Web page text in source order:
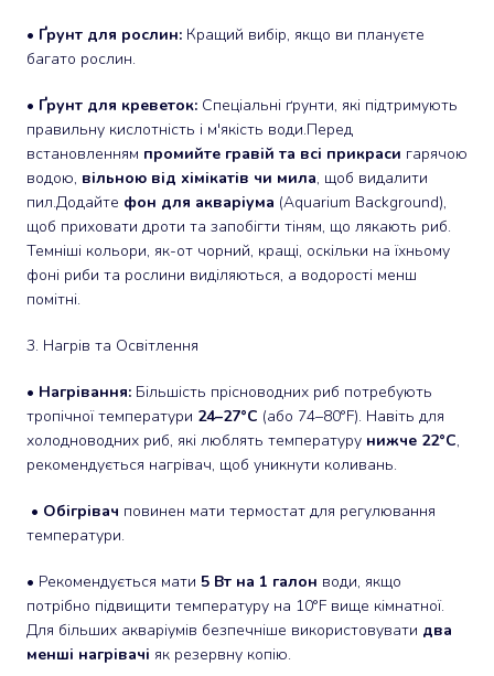
• Ґрунт для рослин: Кращий вибір, якщо ви плануєте
багато рослин.
• Ґрунт для креветок: Спеціальні ґрунти, які підтримують
правильну кислотність і м'якість води.Перед
встановленням промийте гравій та всі прикраси гарячою
водою, вільною від хімікатів чи мила, щоб видалити
пил.Додайте фон для акваріума (Aquarium Background),
щоб приховати дроти та запобігти тіням, що лякають риб.
Темніші кольори, як-от чорний, кращі, оскільки на їхньому
фоні риби та рослини виділяються, а водорості менш
помітні.
3. Нагрів та Освітлення
• Нагрівання: Більшість прісноводних риб потребують
тропічної температури 24–27°C (або 74–80°F). Навіть для
холодноводних риб, які люблять температуру нижче 22°C,
рекомендується нагрівач, щоб уникнути коливань.
• Обігрівач повинен мати термостат для регулювання
температури.
• Рекомендується мати 5 Вт на 1 галон води, якщо
потрібно підвищити температуру на 10°F вище кімнатної.
Для більших акваріумів безпечніше використовувати два
менші нагрівачі як резервну копію.